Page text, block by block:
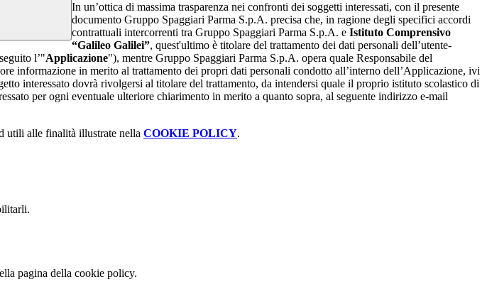
In un’ottica di massima trasparenza nei confronti dei soggetti interessati, con il presente
documento Gruppo Spaggiari Parma S.p.A. precisa che, in ragione degli specifici accordi
contrattuali intercorrenti tra Gruppo Spaggiari Parma S.p.A. e Istituto Comprensivo
“Galileo Galilei”, quest'ultimo è titolare del trattamento dei dati personali dell’utente-
l’"Applicazione"), mentre Gruppo Spaggiari Parma S.p.A. opera quale Responsabile del
informazione in merito al trattamento dei propri dati personali condotto all’interno dell’Applicazione, ivi
interessato dovrà rivolgersi al titolare del trattamento, da intendersi quale il proprio istituto scolastico di
per ogni eventuale ulteriore chiarimento in merito a quanto sopra, al seguente indirizzo e-mail
utili alle finalità illustrate nella COOKIE POLICY.
pagina della cookie policy.